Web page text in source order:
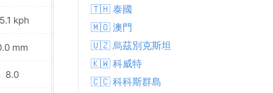
kph
mm
8.0
13.0 kph
0.0 mm
8.0
🇹🇭 泰國
🇲🇴 澳門
🇺🇿 烏茲別克斯坦
🇰🇼 科威特
🇨🇨 科科斯群島